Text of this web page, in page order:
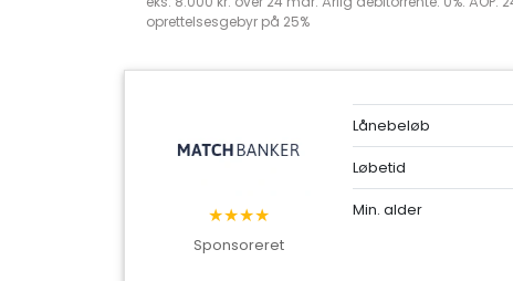
oprettelsesgebyr på 25%
★★★★
Sponsoreret
Lånebeløb
Løbetid
Min. alder